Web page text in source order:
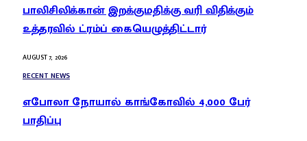
பாலிசிலிக்கான் இறக்குமதிக்கு வரி விதிக்கும்
உத்தரவில் ட்ரம்ப் கையெழுத்திட்டார்
AUGUST 7, 2026
RECENT NEWS
எபோலா நோயால் காங்கோவில் 4,000 பேர்
பாதிப்பு